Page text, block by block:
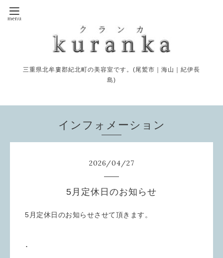
三重県北牟婁郡紀北町の美容室です。(尾鷲市｜海山｜紀伊長
島)
インフォメーション
2026/04/27
5月定休日のお知らせ
5月定休日のお知らせさせて頂きます。
･